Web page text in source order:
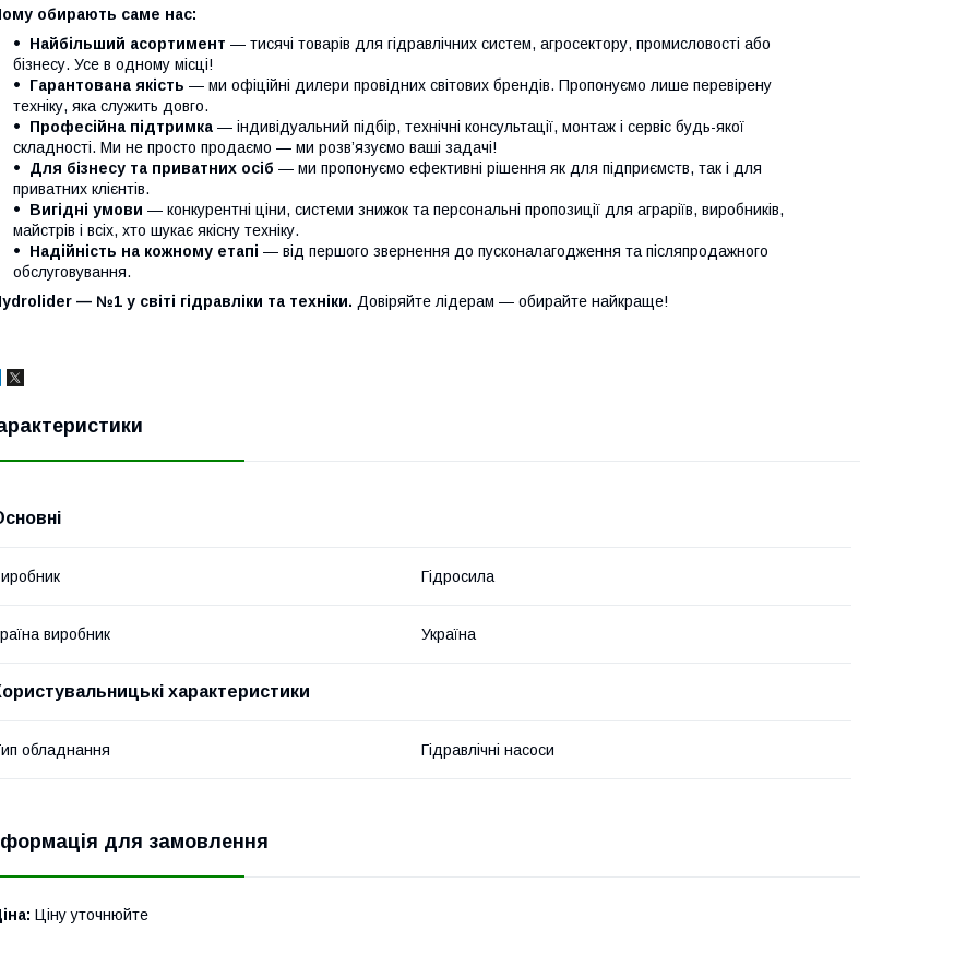
обирають саме нас:
Найбільший асортимент — тисячі товарів для гідравлічних систем, агросектору, промисловості або
бізнесу. Усе в одному місці!
Гарантована якість — ми офіційні дилери провідних світових брендів. Пропонуємо лише перевірену
техніку, яка служить довго.
Професійна підтримка — індивідуальний підбір, технічні консультації, монтаж і сервіс будь-якої
складності. Ми не просто продаємо — ми розв’язуємо ваші задачі!
Для бізнесу та приватних осіб — ми пропонуємо ефективні рішення як для підприємств, так і для
приватних клієнтів.
Вигідні умови — конкурентні ціни, системи знижок та персональні пропозиції для аграріїв, виробників,
майстрів і всіх, хто шукає якісну техніку.
Надійність на кожному етапі — від першого звернення до пусконалагодження та післяпродажного
обслуговування.
— №1 у світі гідравліки та техніки. Довіряйте лідерам — обирайте найкраще!
Гідросила
виробник Україна
характеристики
обладнання Гідравлічні насоси
для замовлення
Ціну уточнюйте